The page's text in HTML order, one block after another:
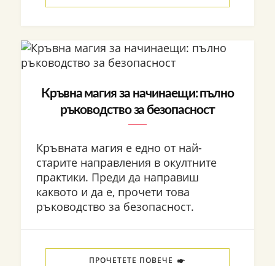
Кръвна магия за начинаещи: пълно
ръководство за безопасност
Кръвната магия е едно от най-
старите направления в окултните
практики. Преди да направиш
каквото и да е, прочети това
ръководство за безопасност.
ПРОЧЕТЕТЕ ПОВЕЧЕ